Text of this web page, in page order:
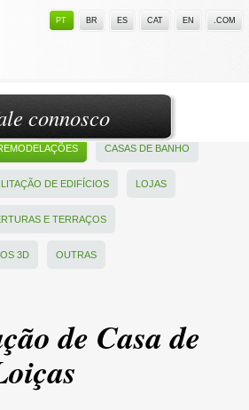
PT BR ES CAT EN .COM
CASAS DE BANHO
DE EDIFÍCIOS LOJAS
E TERRAÇOS
3D OUTRAS
de Casa de
connosco